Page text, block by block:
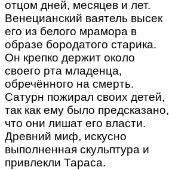
отцом дней, месяцев и лет.
Венецианский ваятель высек
его из белого мрамора в
образе бородатого старика.
Он крепко держит около
своего рта младенца,
обречённого на смерть.
Сатурн пожирал своих детей,
так как ему было предсказано,
что они лишат его власти.
Древний миф, искусно
выполненная скульптура и
привлекли Тараса.